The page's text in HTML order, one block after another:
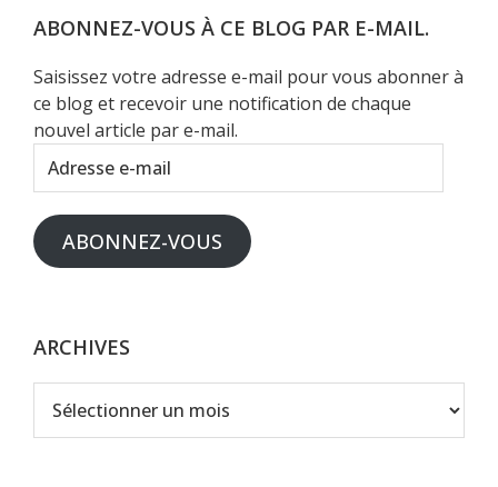
Web
ABONNEZ-VOUS À CE BLOG PAR E-MAIL.
Saisissez votre adresse e-mail pour vous abonner à
ce blog et recevoir une notification de chaque
nouvel article par e-mail.
Adresse
e-
mail
ABONNEZ-VOUS
ARCHIVES